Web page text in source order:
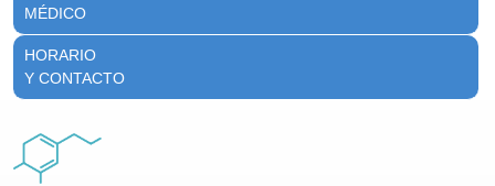
MÉDICO
HORARIO
Y CONTACTO